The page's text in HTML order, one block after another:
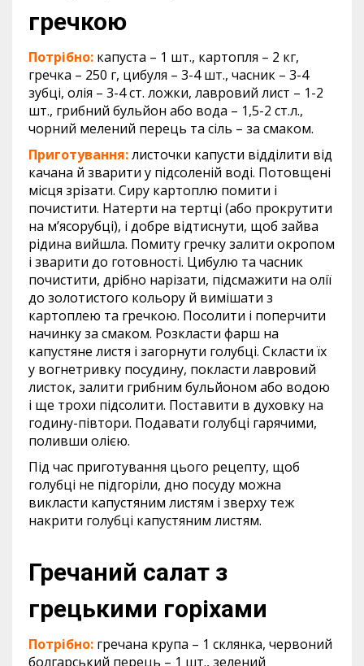
гречкою
Потрібно: капуста – 1 шт., картопля – 2 кг,
гречка – 250 г, цибуля – 3-4 шт., часник – 3-4
зубці, олія – 3-4 ст. ложки, лавровий лист – 1-2
шт., грибний бульйон або вода – 1,5-2 ст.л.,
чорний мелений перець та сіль – за смаком.
Приготування:листочки капусти відділити від
качана й зварити у підсоленій воді. Потовщені
місця зрізати. Сиру картоплю помити і
почистити. Натерти на тертці (або прокрутити
на м’ясорубці), і добре відтиснути, щоб зайва
рідина вийшла. Помиту гречку залити окропом
і зварити до готовності. Цибулю та часник
почистити, дрібно нарізати, підсмажити на олії
до золотистого кольору й вимішати з
картоплею та гречкою. Посолити і поперчити
начинку за смаком. Розкласти фарш на
капустяне листя і загорнути голубці. Скласти їх
у вогнетривку посудину, покласти лавровий
листок, залити грибним бульйоном або водою
і ще трохи підсолити. Поставити в духовку на
годину-півтори. Подавати голубці гарячими,
поливши олією.
Під час приготування цього рецепту, щоб
голубці не підгоріли, дно посуду можна
викласти капустяним листям і зверху теж
накрити голубці капустяним листям.
Гречаний салат з
грецькими горіхами
Потрібно: гречана крупа – 1 склянка, червоний
болгарський перець – 1 шт., зелений